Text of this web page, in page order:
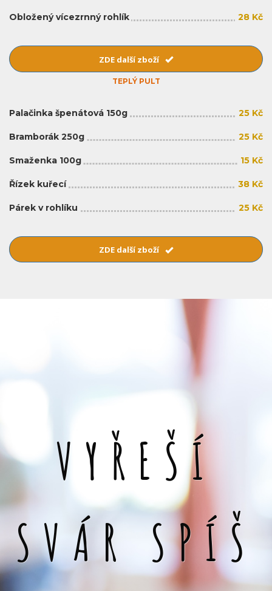
Obložený vícezrnný rohlík 28 Kč
ZDE další zboží
TEPLÝ PULT
Palačinka špenátová 150g 25 Kč
Bramborák 250g 25 Kč
Smaženka 100g 15 Kč
Řízek kuřecí 38 Kč
Párek v rohlíku 25 Kč
ZDE další zboží
VYŘEŠÍ
SVÁR SPÍŠ